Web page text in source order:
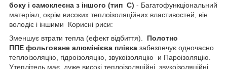
боку і самоклеєна з іншого (тип С) - Багатофункціональний
матеріал, окрім високих теплоізоляційних властивостей, він
володіє і іншими Корисні риси:
Зменшує втрати тепла (ефект відбиття). Полотно
ППЕ фольговане алюмінієва плівка забезпечує одночасно
теплоізоляцію, гідроізоляцію, звукоізоляцію и Пароізоляцію.
Утеплітель має дуже високі теплоізоляційні, звукоізоляційні